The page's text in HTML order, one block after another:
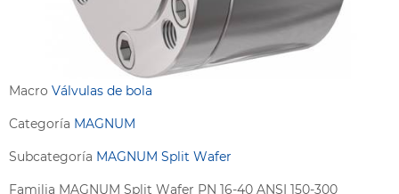
Macro Válvulas de bola
Categoría MAGNUM
Subcategoría MAGNUM Split Wafer
Familia MAGNUM Split Wafer PN 16-40 ANSI 150-300